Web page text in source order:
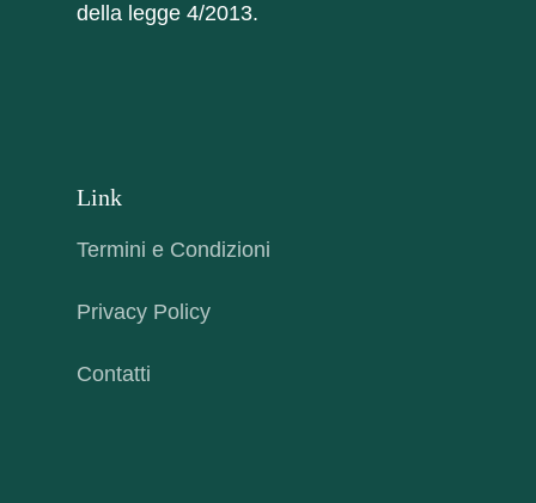
della legge 4/2013.
Link
Termini e Condizioni
Privacy Policy
Contatti